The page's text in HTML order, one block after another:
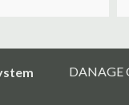
DANAGE